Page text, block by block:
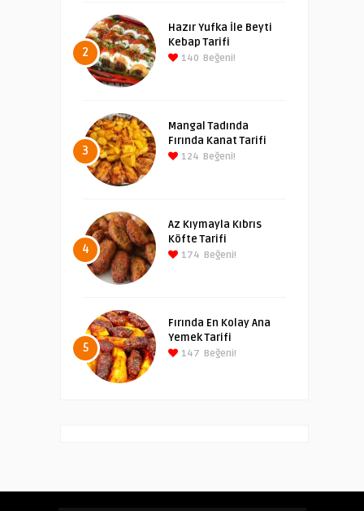
2
Hazır Yufka İle Beyti
Kebap Tarifi
140 Beğeni!
3
Mangal Tadında
Fırında Kanat Tarifi
124 Beğeni!
4
Az Kıymayla Kıbrıs
Köfte Tarifi
174 Beğeni!
5
Fırında En Kolay Ana
Yemek Tarifi
147 Beğeni!